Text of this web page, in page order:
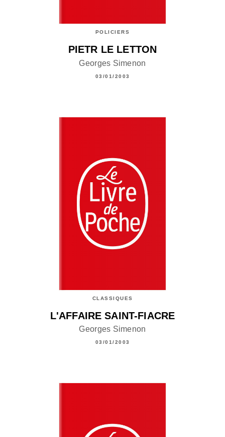
POLICIERS
PIETR LE LETTON
Georges Simenon
03/01/2003
CLASSIQUES
L'AFFAIRE SAINT-FIACRE
Georges Simenon
03/01/2003